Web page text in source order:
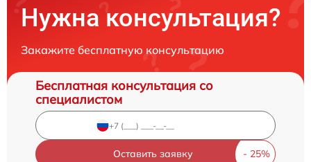
Нужна консультация?
Закажите бесплатную консультацию
Бесплатная консультация со
специалистом
Оставить заявку